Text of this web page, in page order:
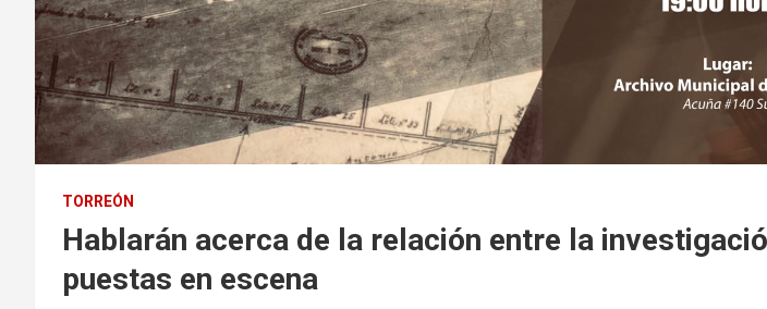
TORREÓN
Hablarán acerca de la relación entre la
puestas en escena